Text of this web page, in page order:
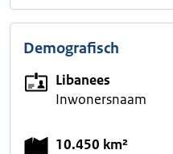
Demografisch
Libanees
Inwonersnaam
10.450 km²